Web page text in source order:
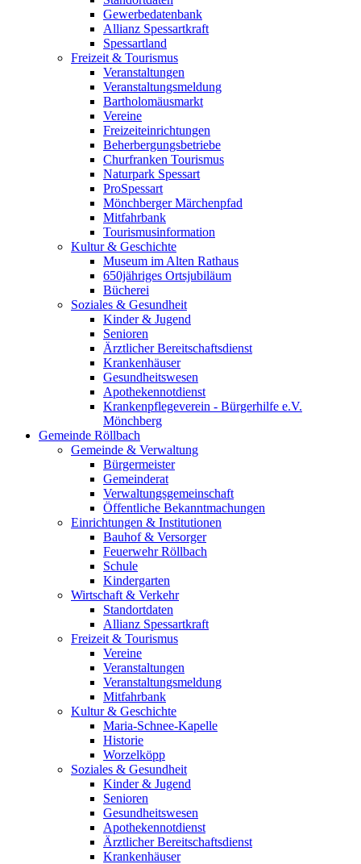
Gewerbedatenbank
Allianz Spessartkraft
Spessartland
Freizeit & Tourismus
Veranstaltungen
Veranstaltungsmeldung
Bartholomäusmarkt
Vereine
Freizeiteinrichtungen
Beherbergungsbetriebe
Churfranken Tourismus
Naturpark Spessart
ProSpessart
Mönchberger Märchenpfad
Mitfahrbank
Tourismusinformation
Kultur & Geschichte
Museum im Alten Rathaus
650jähriges Ortsjubiläum
Bücherei
Soziales & Gesundheit
Kinder & Jugend
Senioren
Ärztlicher Bereitschaftsdienst
Krankenhäuser
Gesundheitswesen
Apothekennotdienst
Krankenpflegeverein - Bürgerhilfe e.V.
Mönchberg
Gemeinde Röllbach
Gemeinde & Verwaltung
Bürgermeister
Gemeinderat
Verwaltungsgemeinschaft
Öffentliche Bekanntmachungen
Einrichtungen & Institutionen
Bauhof & Versorger
Feuerwehr Röllbach
Schule
Kindergarten
Wirtschaft & Verkehr
Standortdaten
Allianz Spessartkraft
Freizeit & Tourismus
Vereine
Veranstaltungen
Veranstaltungsmeldung
Mitfahrbank
Kultur & Geschichte
Maria-Schnee-Kapelle
Historie
Worzelköpp
Soziales & Gesundheit
Kinder & Jugend
Senioren
Gesundheitswesen
Apothekennotdienst
Ärztlicher Bereitschaftsdienst
Krankenhäuser